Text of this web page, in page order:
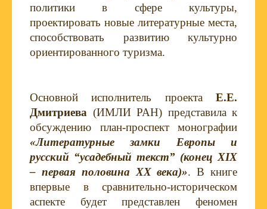
политики в сфере культуры,
проектировать новые литературные места,
способствовать развитию культурно
ориентированного туризма.
Основной исполнитель проекта Е.Е.
Дмитриева (ИМЛИ РАН) представила к
обсуждению план-проспект монографии
«Литературные замки Европы и
русский “усадебный текст” (конец XIX
– первая половина ХХ века)». В книге
впервые в сравнительно-историческом
аспекте будет представлен феномен